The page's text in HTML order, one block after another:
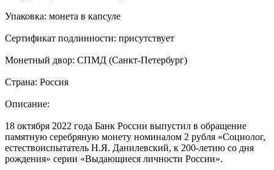
Упаковка: монета в капсуле
Сертификат подлинности: присутствует
Монетный двор: СПМД (Санкт-Петербург)
Страна: Россия
Описание:
18 октября 2022 года Банк России выпустил в обращение
памятную серебряную монету номиналом 2 рубля «Социолог,
естествоиспытатель Н.Я. Данилевский, к 200-летию со дня
рождения» серии «Выдающиеся личности России».